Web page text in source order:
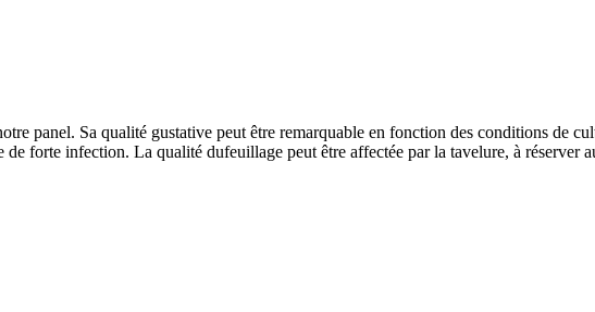
panel. Sa qualité gustative peut être remarquable en fonction des conditions de
de forte infection. La qualité dufeuillage peut être affectée par la tavelure, à réserver